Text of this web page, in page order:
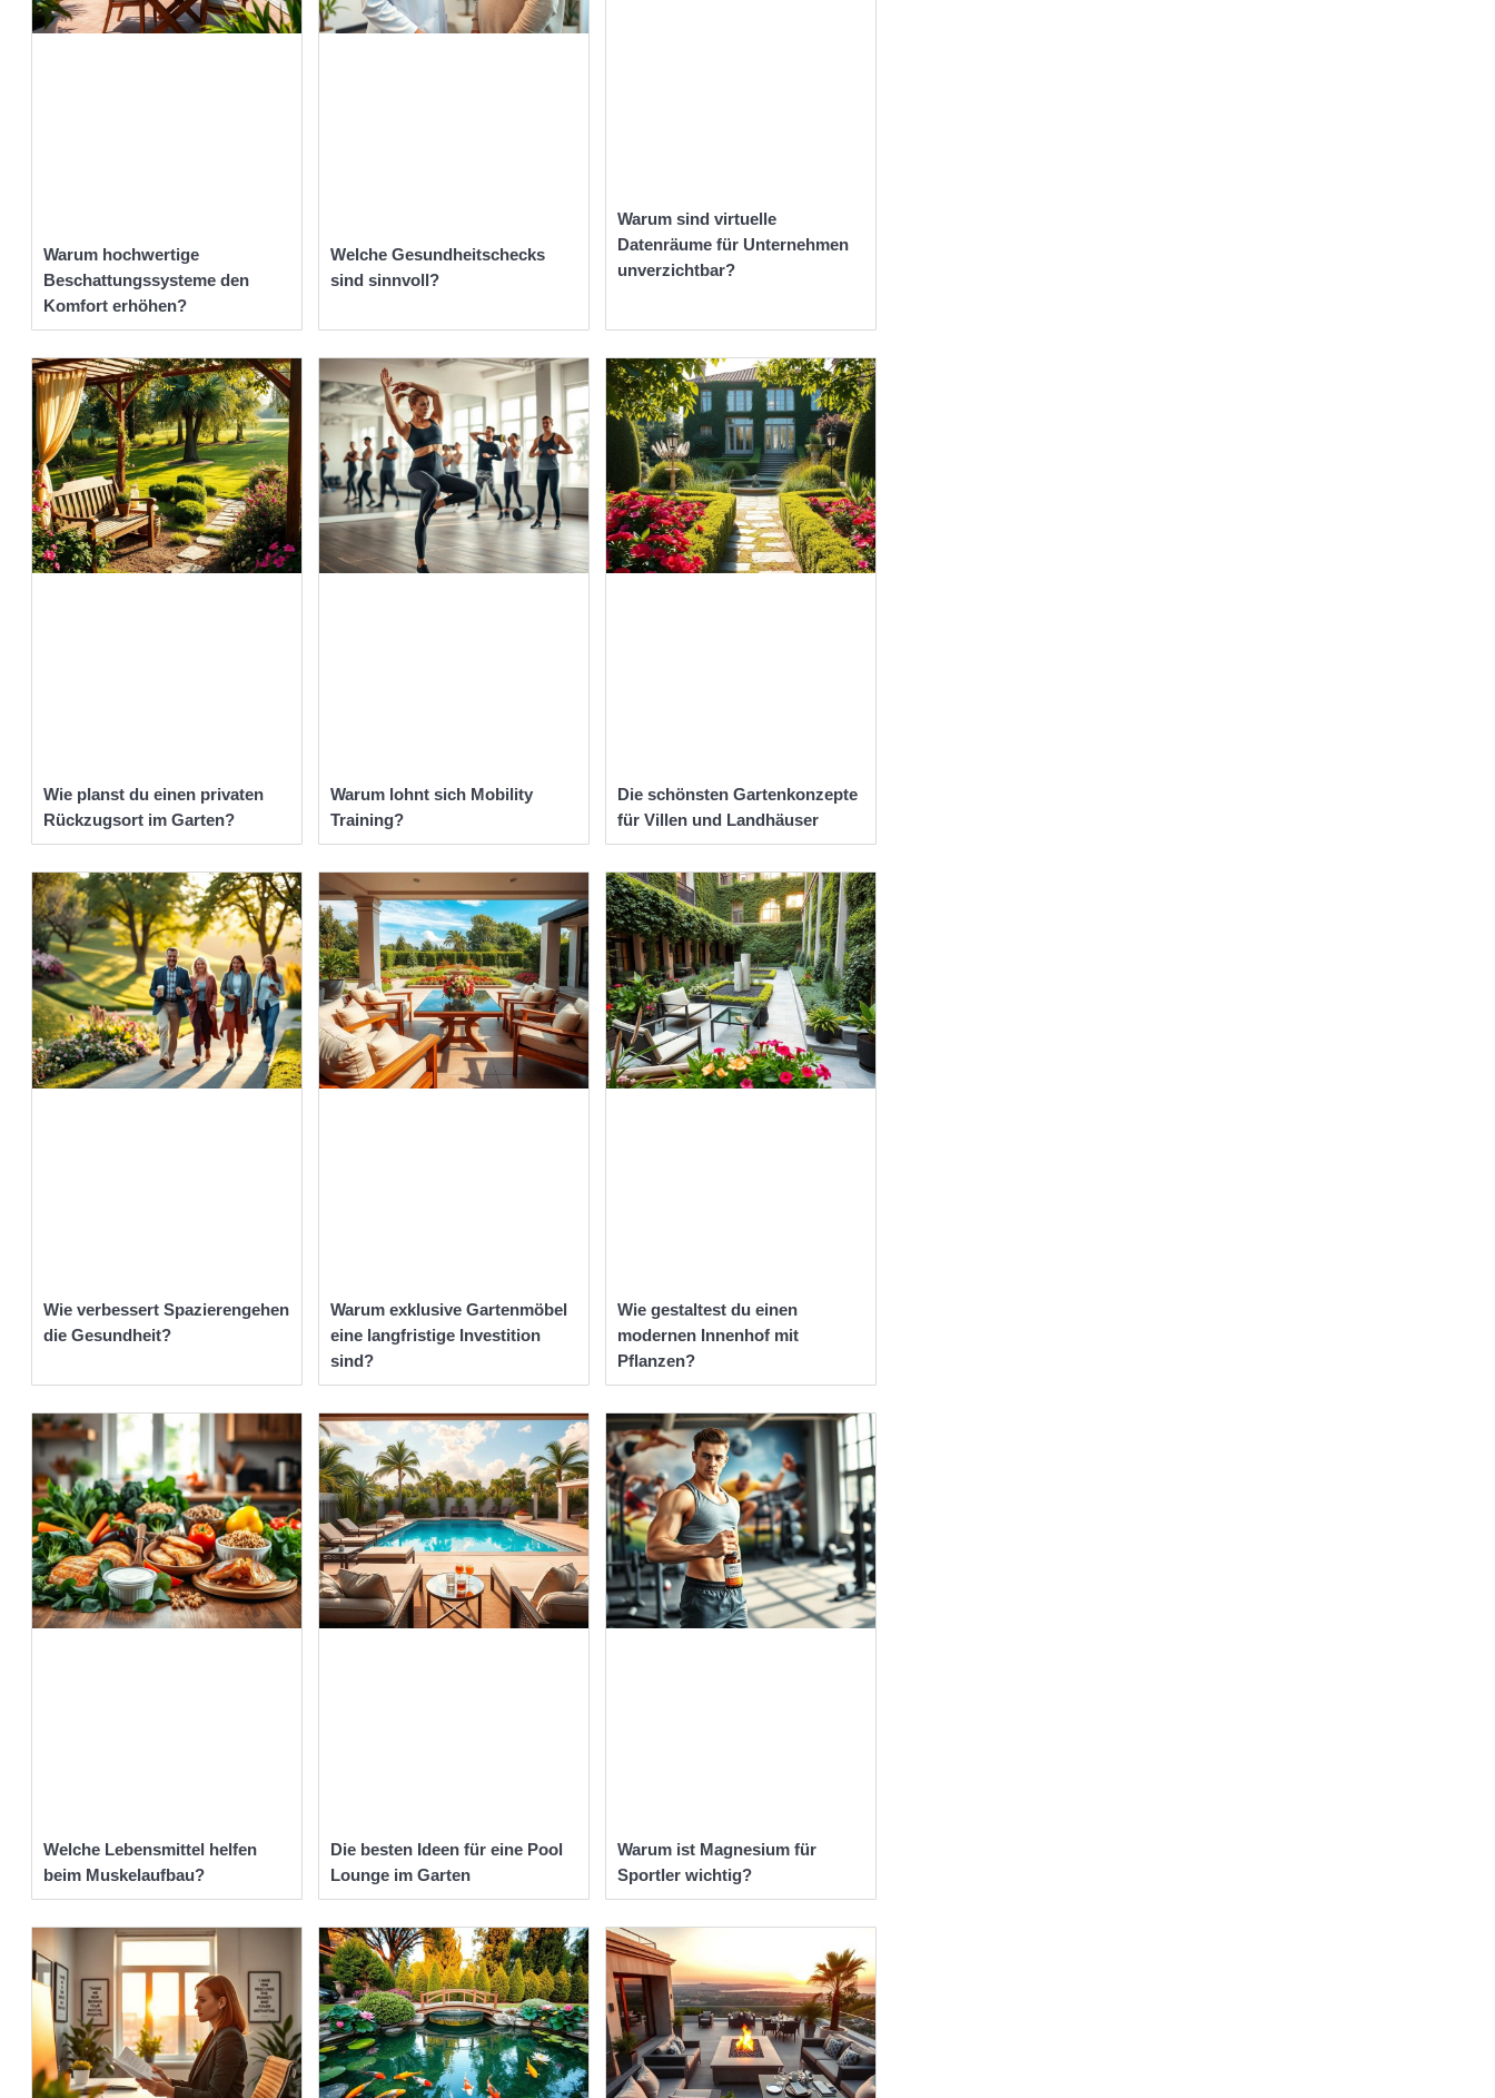
Warum hochwertige
Beschattungssysteme den
Komfort erhöhen?
Welche Gesundheitschecks
sind sinnvoll?
Warum sind virtuelle
Datenräume für Unternehmen
unverzichtbar?
Wie planst du einen privaten
Rückzugsort im Garten?
Warum lohnt sich Mobility
Training?
Die schönsten Gartenkonzepte
für Villen und Landhäuser
Wie verbessert Spazierengehen
die Gesundheit?
Warum exklusive Gartenmöbel
eine langfristige Investition
sind?
Wie gestaltest du einen
modernen Innenhof mit
Pflanzen?
Welche Lebensmittel helfen
beim Muskelaufbau?
Die besten Ideen für eine Pool
Lounge im Garten
Warum ist Magnesium für
Sportler wichtig?